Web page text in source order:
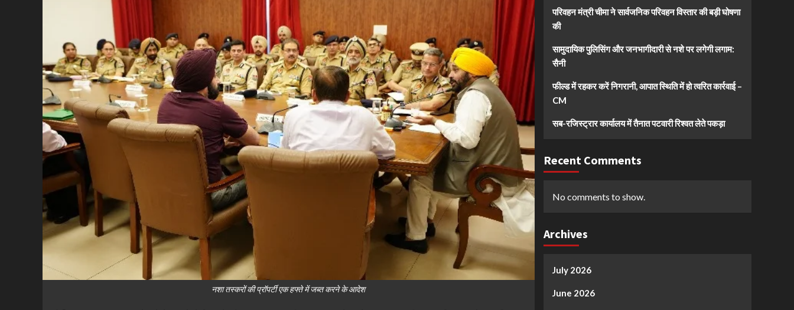
नशा तस्करों की प्रॉपर्टी एक हफ्ते में जब्त करने के आदेश
परिवहन मंत्री चीमा ने सार्वजनिक परिवहन विस्तार की बड़ी घोषणा
की
सामुदायिक पुलिसिंग और जनभागीदारी से नशे पर लगेगी लगाम:
सैनी
फील्ड में रहकर करें निगरानी, आपात स्थिति में हो त्वरित कार्रवाई –
CM
सब-रजिस्ट्रार कार्यालय में तैनात पटवारी रिश्वत लेते पकड़ा
Recent Comments
No comments to show.
Archives
July 2026
June 2026